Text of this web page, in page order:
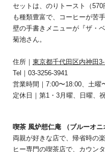
セットは、のりトースト（
も種類豊富で、コーヒーが苦
壁の手書きメニューが『ザ・
菊池さん。
住所｜ 東京都千代田区内神田
Tel｜03-3256-3941
営業時間｜7:00〜18:00、土
定休日｜第1・3月曜、日曜、
喫茶 風炉想仁庵 （ブルーオニ
両親が好きな店で、帰省時の
ヒー専門の喫茶店で、カウン